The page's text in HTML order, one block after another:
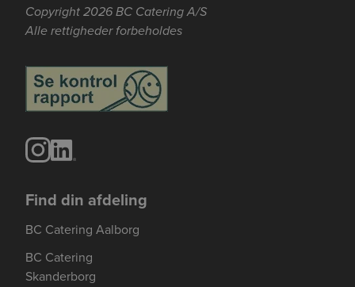
Copyright 2026 BC Catering A/S
Alle rettigheder forbeholdes
Find din afdeling
BC Catering Aalborg
BC Catering
Skanderborg